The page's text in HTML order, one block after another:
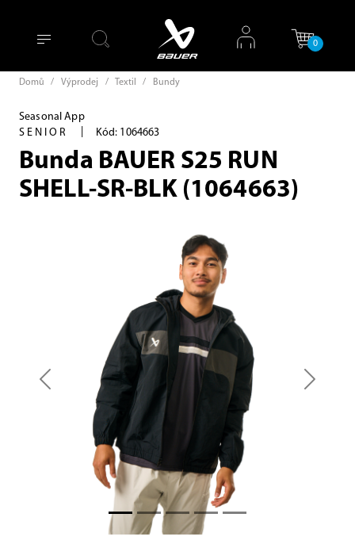
0
Domů / Výprodej / Textil / Bundy
Seasonal App
SENIOR
Kód: 1064663
Bunda BAUER S25 RUN
SHELL-SR-BLK (1064663)
Previous Next